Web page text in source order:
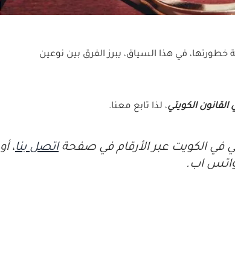
خطورتها، في هذا السياق، يبرز الفرق بين نوعين
القانون الكويتي، لذا تابع معنا.
في الكويت عبر الأرقام في صفحةاتصل بنا، أو
اب.